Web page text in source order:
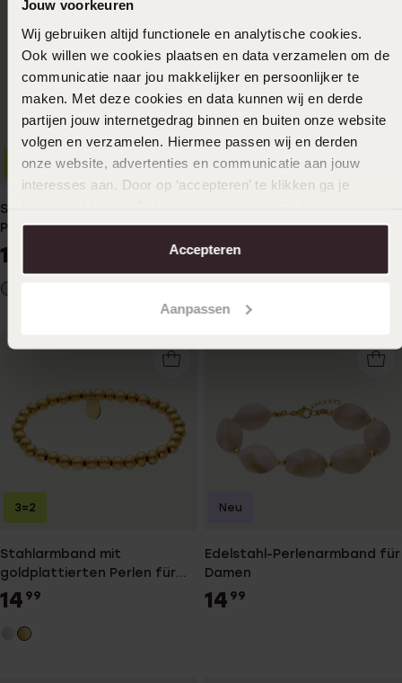
Jouw voorkeuren
Wij gebruiken altijd functionele en analytische cookies.
Ook willen we cookies plaatsen en data verzamelen om de
communicatie naar jou makkelijker en persoonlijker te
maken. Met deze cookies en data kunnen wij en derde
partijen jouw internetgedrag binnen en buiten onze website
volgen en verzamelen. Hiermee passen wij en derden
onze website, advertenties en communicatie aan jouw
interesses aan. Door op ‘accepteren’ te klikken ga je
aanpassen. Lees er meer over in onscookiebeleid.
Accepteren
Aanpassen
Stahlperlenarmband mit
Perle für Damen
14
3=2
Damen
1799
3=2
Stahlarmband mit
goldplattierten Perlen für
Damen
14 99
3=2
Edelstahl-Perlenarmband für
Damen
14 99
Neu